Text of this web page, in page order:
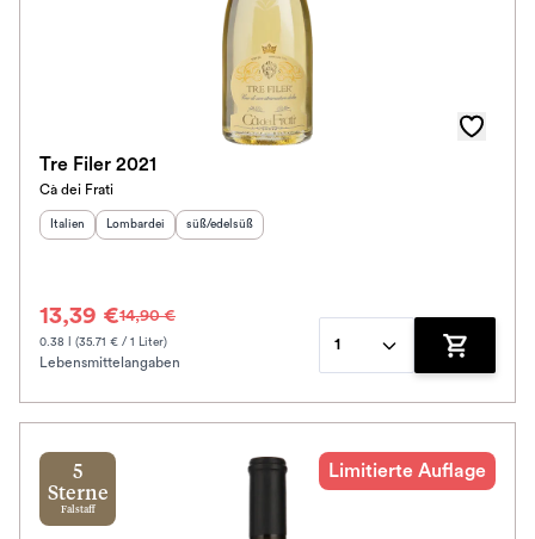
Tre Filer 2021
Cà dei Frati
Herkunftsland:
Italien Herkunftsregion:
Lombardei Geschmack:
süß/edelsüß
13,39 €14,90 €
0.38 l (35.71 € / 1 Liter)
Lebensmittelangaben
1
Zum
5
Sterne
Falstaff
Limitierte Auflage